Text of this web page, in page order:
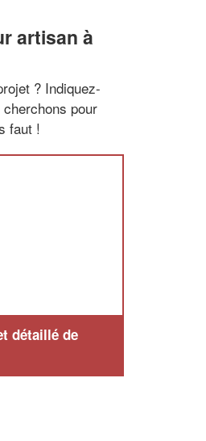
artisan à
? Indiquez-
pour
faut !
détaillé de